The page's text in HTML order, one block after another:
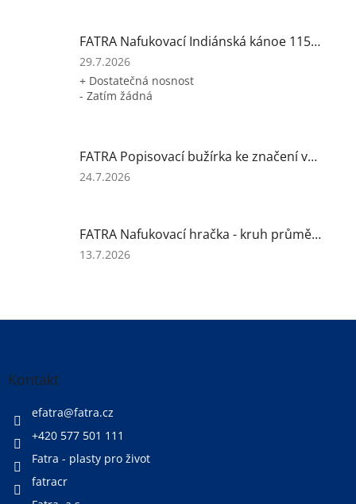
z
5
hvězdiček.
FATRA Nafukovací Indiánská kánoe 115x33 cm
Hodnocení
produktu
je
hvězdiček.
29.7.2026
+ Dostatečná nosnost
- Zatím žádná
FATRA Popisovací bužírka ke značení vodičů, 5x5 mm (H1449)
Hodnocení
z
5
24.7.2026
FATRA Nafukovací hračka - kruh průměr 55 cm PLAVČÍK
Hodnocení
13.7.2026
Z
Kontakt
efatra@fatra.cz
+420 577 501 111
Fatra - plasty pro život
fatracr